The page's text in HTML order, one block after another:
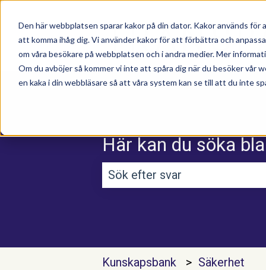
Den här webbplatsen sparar kakor på din dator. Kakor används
att komma ihåg dig. Vi använder kakor för att förbättra och
om våra besökare på webbplatsen och i andra medier. Mer
Om du avböjer så kommer vi inte att spåra dig när du besöker vår
en kaka i din webbläsare så att våra system kan se till att du inte
Här kan du söka
Kunskapsbank Säkerhet